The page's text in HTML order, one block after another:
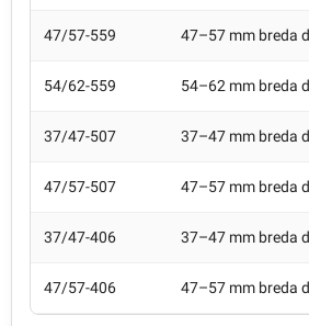
47/57-559 47–57 mm breda
54/62-559 54–62 mm breda
37/47-507 37–47 mm breda
47/57-507 47–57 mm breda
37/47-406 37–47 mm breda
47/57-406 47–57 mm breda